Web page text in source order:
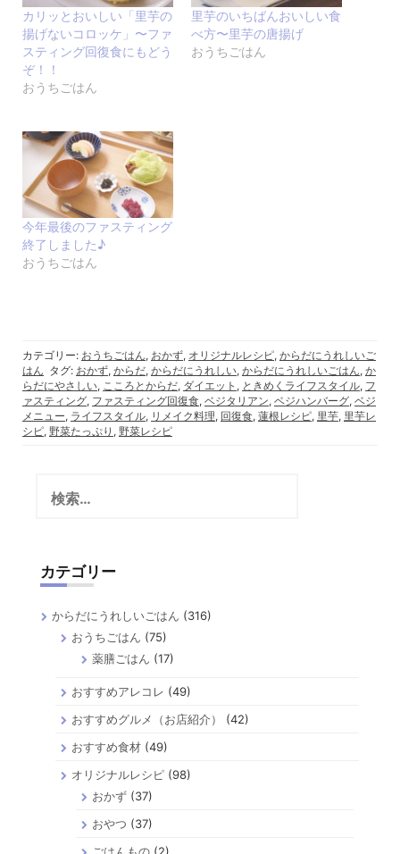
カリッとおいしい「里芋の
揚げないコロッケ」〜ファ
スティング回復食にもどう
ぞ！！
おうちごはん
里芋のいちばんおいしい食
べ方〜里芋の唐揚げ
おうちごはん
今年最後のファスティング
終了しました♪
おうちごはん
カテゴリー: おうちごはん, おかず, オリジナルレシピ, からだにうれしいご
はん タグ: おかず, からだ, からだにうれしい, からだにうれしいごはん, か
らだにやさしい, こころとからだ, ダイエット , ときめくライフスタイル, フ
ァスティング, ファスティング回復食, ベジタリアン, ベジハンバーグ, ベジ
メニュー, ライフスタイル, リメイク料理, 回復食, 蓮根レシピ, 里芋, 里芋レ
シピ, 野菜たっぷり , 野菜レシピ
カテゴリー
からだにうれしいごはん (316)
おうちごはん (75)
薬膳ごはん (17)
おすすめアレコレ (49)
おすすめグルメ（お店紹介）
(42)
おすすめ食材 (49)
オリジナルレシピ (98)
おかず(37)
おやつ (37)